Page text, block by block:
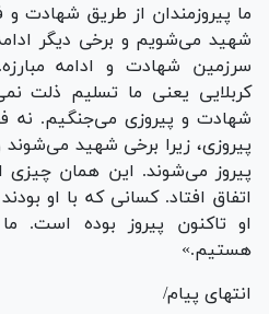
ما پیروزمندان از طریق شهادت و
شهید می‌شویم و برخی دیگر
سرزمین شهادت و ادامه
کربلایی یعنی ما تسلیم ذلت
شهادت و پیروزی می‌جنگیم. نه
پیروزی، زیرا برخی شهید
پیروز می‌شوند. این همان
اتفاق افتاد. کسانی که با او
او تاکنون پیروز بوده است.
هستیم.»
انتهای پیام/